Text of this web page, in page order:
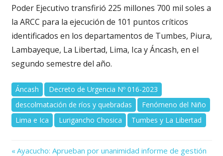
Poder Ejecutivo transfirió 225 millones 700 mil soles a
la ARCC para la ejecución de 101 puntos críticos
identificados en los departamentos de Tumbes, Piura,
Lambayeque, La Libertad, Lima, Ica y Áncash, en el
segundo semestre del año.
Áncash
Decreto de Urgencia Nº 016-2023
descolmatación de ríos y quebradas
Fenómeno del Niño
Lima e Ica
Lurigancho Chosica Tumbes y La Libertad
Previous
Ayacucho: Aprueban por unanimidad informe de gestión